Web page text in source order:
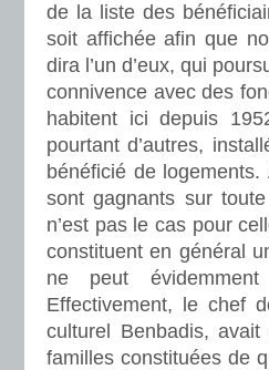
de la liste des
soit affichée afin que
dira l’un d’eux, qui
connivence avec des
habitent ici depuis
pourtant d’autres,
bénéficié de
sont gagnants sur
n’est pas le cas pour
constituent en général
ne peut évidemment
Effectivement, le chef
culturel Benbadis,
familles constituées de